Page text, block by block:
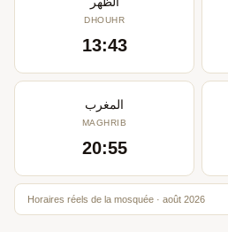
DHOUHR
13:43
المغرب
MAGHRIB
20:55
Horaires réels de la mosquée · août 2026